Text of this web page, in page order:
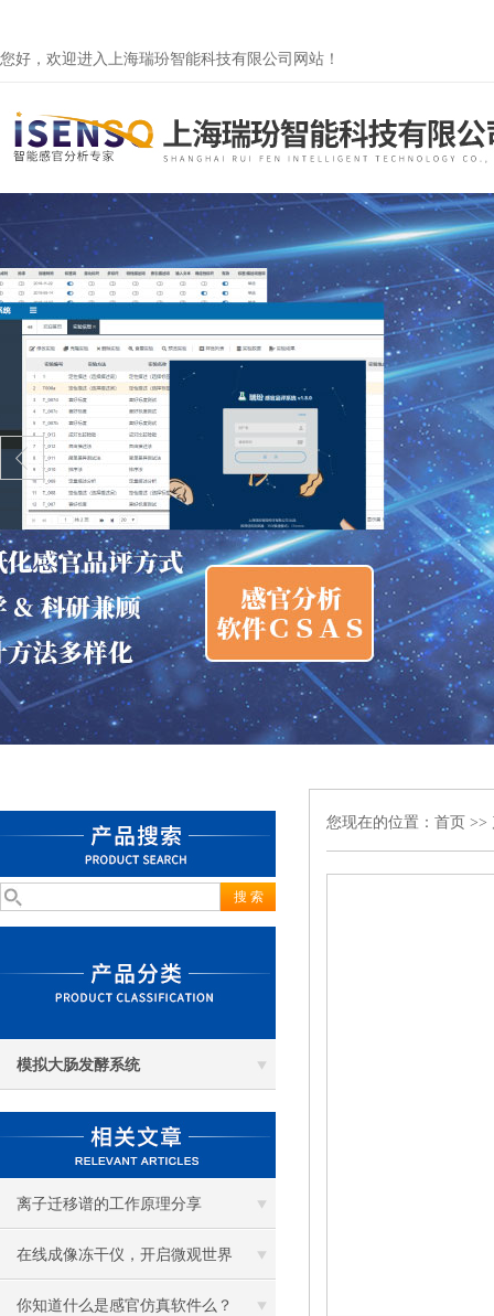
您好，欢迎进入上海瑞玢智能科技有限公司网站！
模拟大肠发酵系统
离子迁移谱的工作原理分享
在线成像冻干仪，开启微观世界
探秘新篇
你知道什么是感官仿真软件么？
您现在的位置： 首页 >>